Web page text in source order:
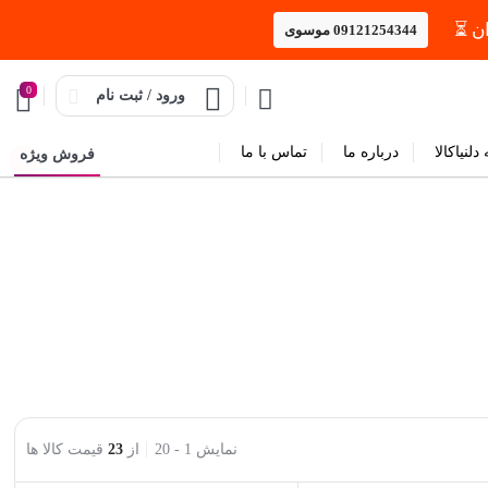
09121254344 موسوی
ورود / ثبت نام 0
درباره ما تماس با ما فروش ویژه
نمایش 1
-
20 از 23 قیمت کالا ها